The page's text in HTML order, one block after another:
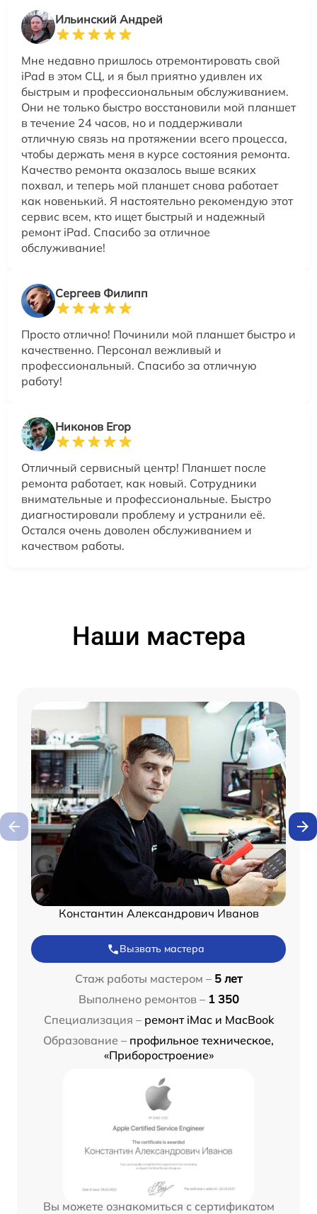
Ильинский Андрей
Мне недавно пришлось отремонтировать свой
iPad в этом СЦ, и я был приятно удивлен их
быстрым и профессиональным обслуживанием.
Они не только быстро восстановили мой планшет
в течение 24 часов, но и поддерживали
отличную связь на протяжении всего процесса,
чтобы держать меня в курсе состояния ремонта.
Качество ремонта оказалось выше всяких
похвал, и теперь мой планшет снова работает
как новенький. Я настоятельно рекомендую этот
сервис всем, кто ищет быстрый и надежный
ремонт iPad. Спасибо за отличное
обслуживание!
Сергеев Филипп
Просто отлично! Починили мой планшет быстро и
качественно. Персонал вежливый и
профессиональный. Спасибо за отличную
работу!
Никонов Егор
Отличный сервисный центр! Планшет после
ремонта работает, как новый. Сотрудники
внимательные и профессиональные. Быстро
диагностировали проблему и устранили её.
Остался очень доволен обслуживанием и
качеством работы.
Наши мастера
Константин Александрович Иванов
Вызвать мастера
Стаж работы мастером – 5 лет
Выполнено ремонтов – 1 350
Специализация – ремонт iMac и MacBook
Образование – профильное техническое,
«Приборостроение»
Вы можете ознакомиться с сертификатом